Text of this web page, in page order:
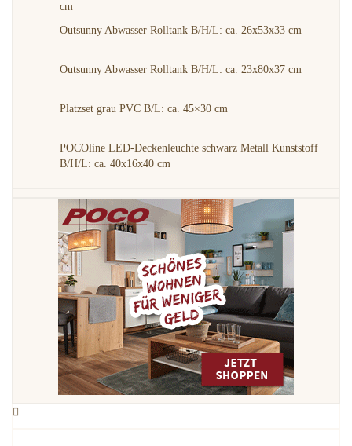
cm
Outsunny Abwasser Rolltank B/H/L: ca. 26x53x33 cm
Outsunny Abwasser Rolltank B/H/L: ca. 23x80x37 cm
Platzset grau PVC B/L: ca. 45×30 cm
POCOline LED-Deckenleuchte schwarz Metall Kunststoff
B/H/L: ca. 40x16x40 cm